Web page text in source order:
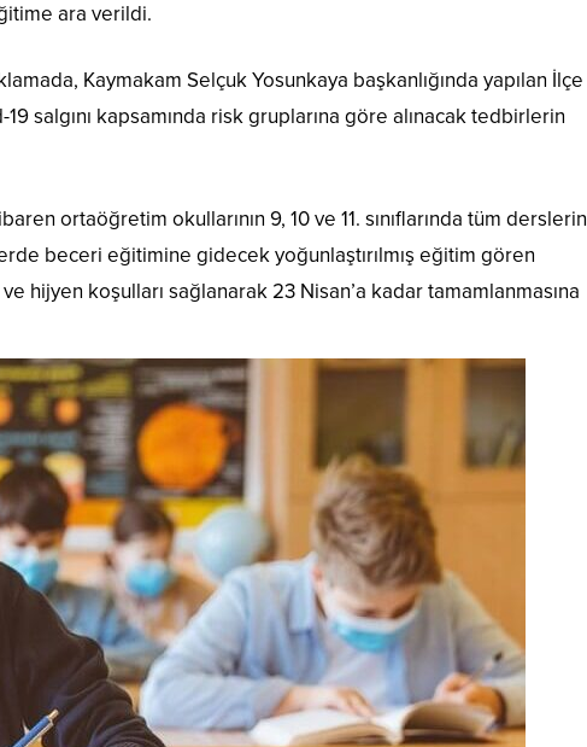
ara verildi.
Kaymakam Selçuk Yosunkaya başkanlığında yapılan İlçe
19 salgını kapsamında risk gruplarına göre alınacak tedbirlerin
ortaöğretim okullarının 9, 10 ve 11. sınıflarında tüm derslerin
beceri eğitimine gidecek yoğunlaştırılmış eğitim gören
hijyen koşulları sağlanarak 23 Nisan’a kadar tamamlanmasına